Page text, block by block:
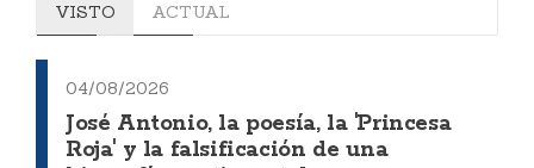
VISTO ACTUAL
04/08/2026
José Antonio, la poesía, la 'Princesa
Roja' y la falsificación de una